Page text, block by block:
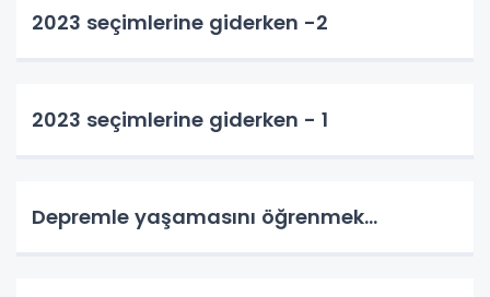
2023 seçimlerine giderken -2
2023 seçimlerine giderken - 1
Depremle yaşamasını öğrenmek...